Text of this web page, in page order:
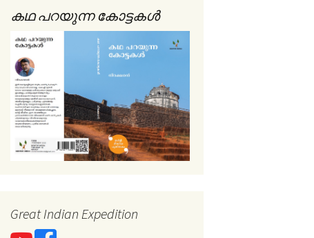
കഥ പറയുന്ന കോട്ടകൾ
Great Indian Expedition